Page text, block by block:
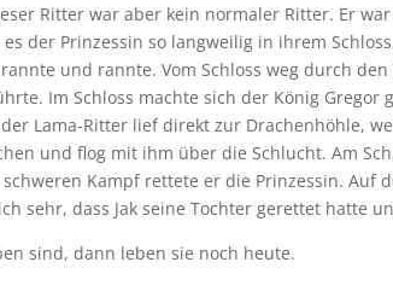
Ritter war aber kein normaler Ritter. Er
es der Prinzessin so langweilig in ihrem
und rannte. Vom Schloss weg durch
Im Schloss machte sich der König
Lama-Ritter lief direkt zur Drachenhöhle,
und flog mit ihm über die Schlucht. Am
Kampf rettete er die Prinzessin. Auf
sehr, dass Jak seine Tochter gerettet hatte
sind, dann leben sie noch heute.